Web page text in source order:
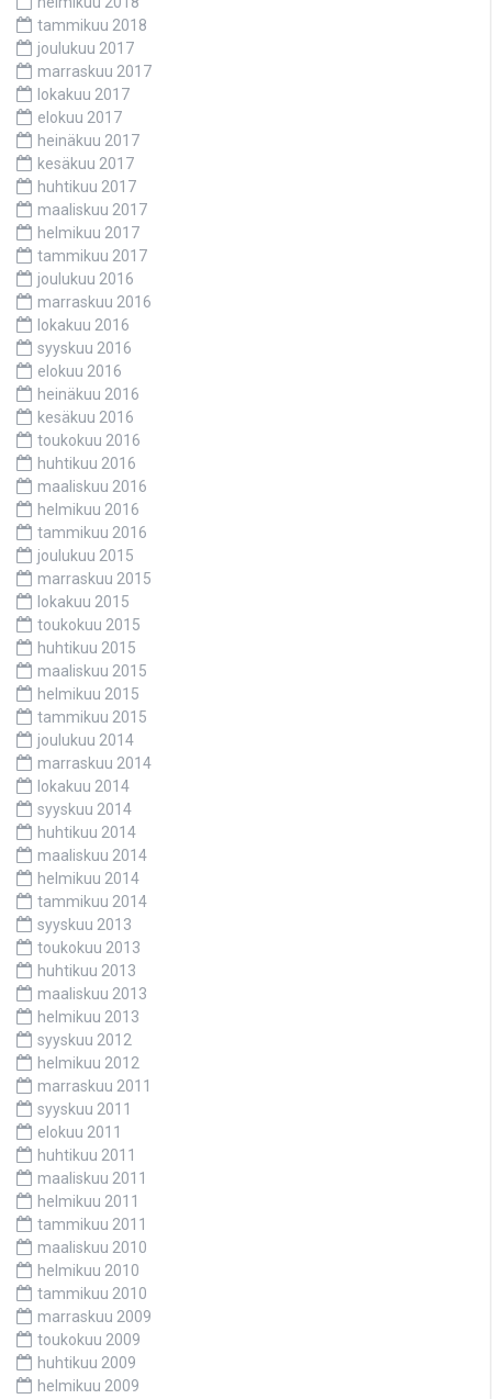
tammikuu 2018
joulukuu 2017
marraskuu 2017
lokakuu 2017
elokuu 2017
heinäkuu 2017
kesäkuu 2017
huhtikuu 2017
maaliskuu 2017
helmikuu 2017
tammikuu 2017
joulukuu 2016
marraskuu 2016
lokakuu 2016
syyskuu 2016
elokuu 2016
heinäkuu 2016
kesäkuu 2016
toukokuu 2016
huhtikuu 2016
maaliskuu 2016
helmikuu 2016
tammikuu 2016
joulukuu 2015
marraskuu 2015
lokakuu 2015
toukokuu 2015
huhtikuu 2015
maaliskuu 2015
helmikuu 2015
tammikuu 2015
joulukuu 2014
marraskuu 2014
lokakuu 2014
syyskuu 2014
huhtikuu 2014
maaliskuu 2014
helmikuu 2014
tammikuu 2014
syyskuu 2013
toukokuu 2013
huhtikuu 2013
maaliskuu 2013
helmikuu 2013
syyskuu 2012
helmikuu 2012
marraskuu 2011
syyskuu 2011
elokuu 2011
huhtikuu 2011
maaliskuu 2011
helmikuu 2011
tammikuu 2011
maaliskuu 2010
helmikuu 2010
tammikuu 2010
marraskuu 2009
toukokuu 2009
huhtikuu 2009
helmikuu 2009